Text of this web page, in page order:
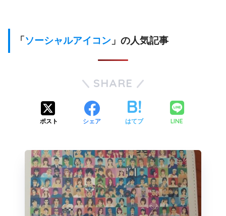
「 ソーシャルアイコン 」の人気記事
SHARE
ポスト シェア はてブ LINE